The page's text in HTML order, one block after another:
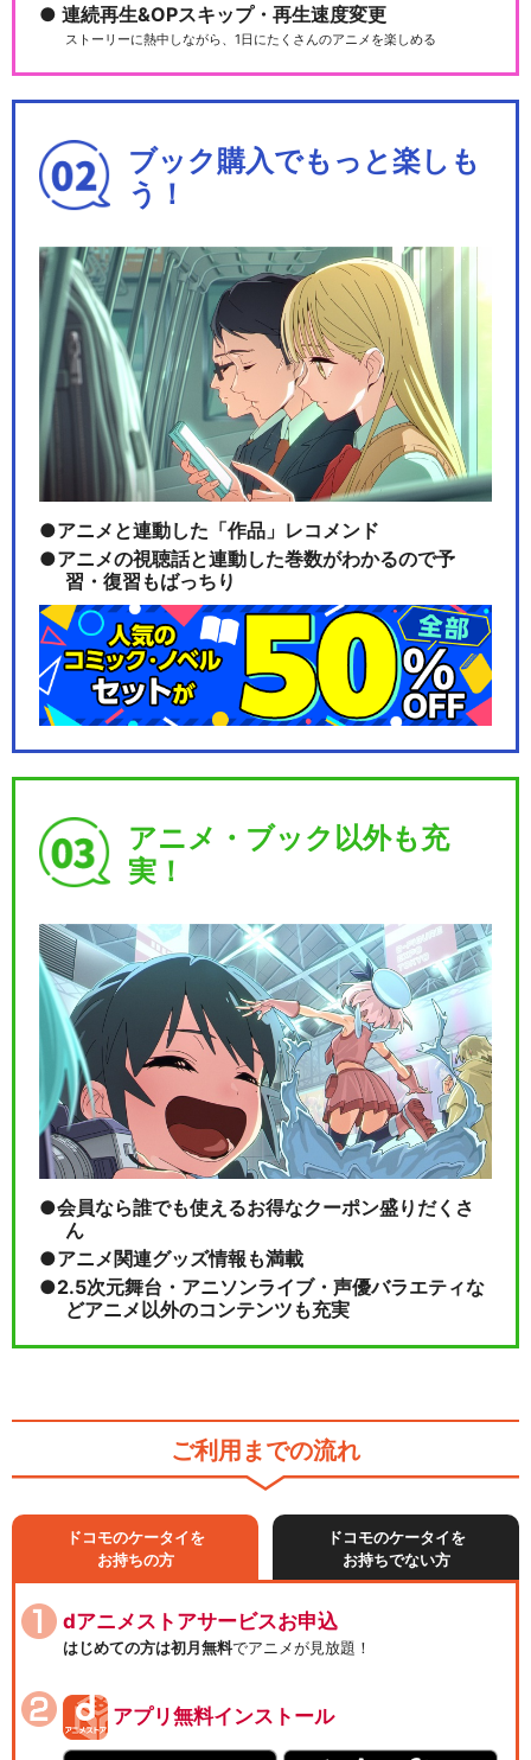
連続再生&OPスキップ・再生速度変更
ストーリーに熱中しながら、1日にたくさんのアニメを楽しめる
ブック購入でもっと楽しも
う！
アニメと連動した「作品」レコメンド
アニメの視聴話と連動した巻数がわかるので予
習・復習もばっちり
アニメ・ブック以外も充
実！
会員なら誰でも使えるお得なクーポン盛りだくさ
ん
アニメ関連グッズ情報も満載
2.5次元舞台・アニソンライブ・声優バラエティな
どアニメ以外のコンテンツも充実
ご利用までの流れ
ドコモのケータイを
お持ちの方
ドコモのケータイを
お持ちでない方
dアニメストアサービスお申込
はじめての方は初月無料でアニメが見放題！
アプリ無料インストール